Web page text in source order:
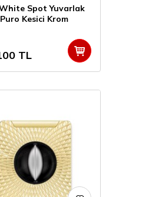
Spot Yuvarlak
Kesici Krom
TL